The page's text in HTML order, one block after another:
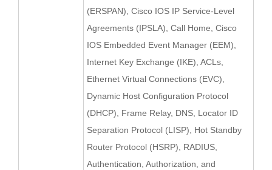
(ERSPAN), Cisco IOS IP Service-Level
Agreements (IPSLA), Call Home, Cisco
IOS Embedded Event Manager (EEM),
Internet Key Exchange (IKE), ACLs,
Ethernet Virtual Connections (EVC),
Dynamic Host Configuration Protocol
(DHCP), Frame Relay, DNS, Locator ID
Separation Protocol (LISP), Hot Standby
Router Protocol (HSRP), RADIUS,
Authentication, Authorization, and